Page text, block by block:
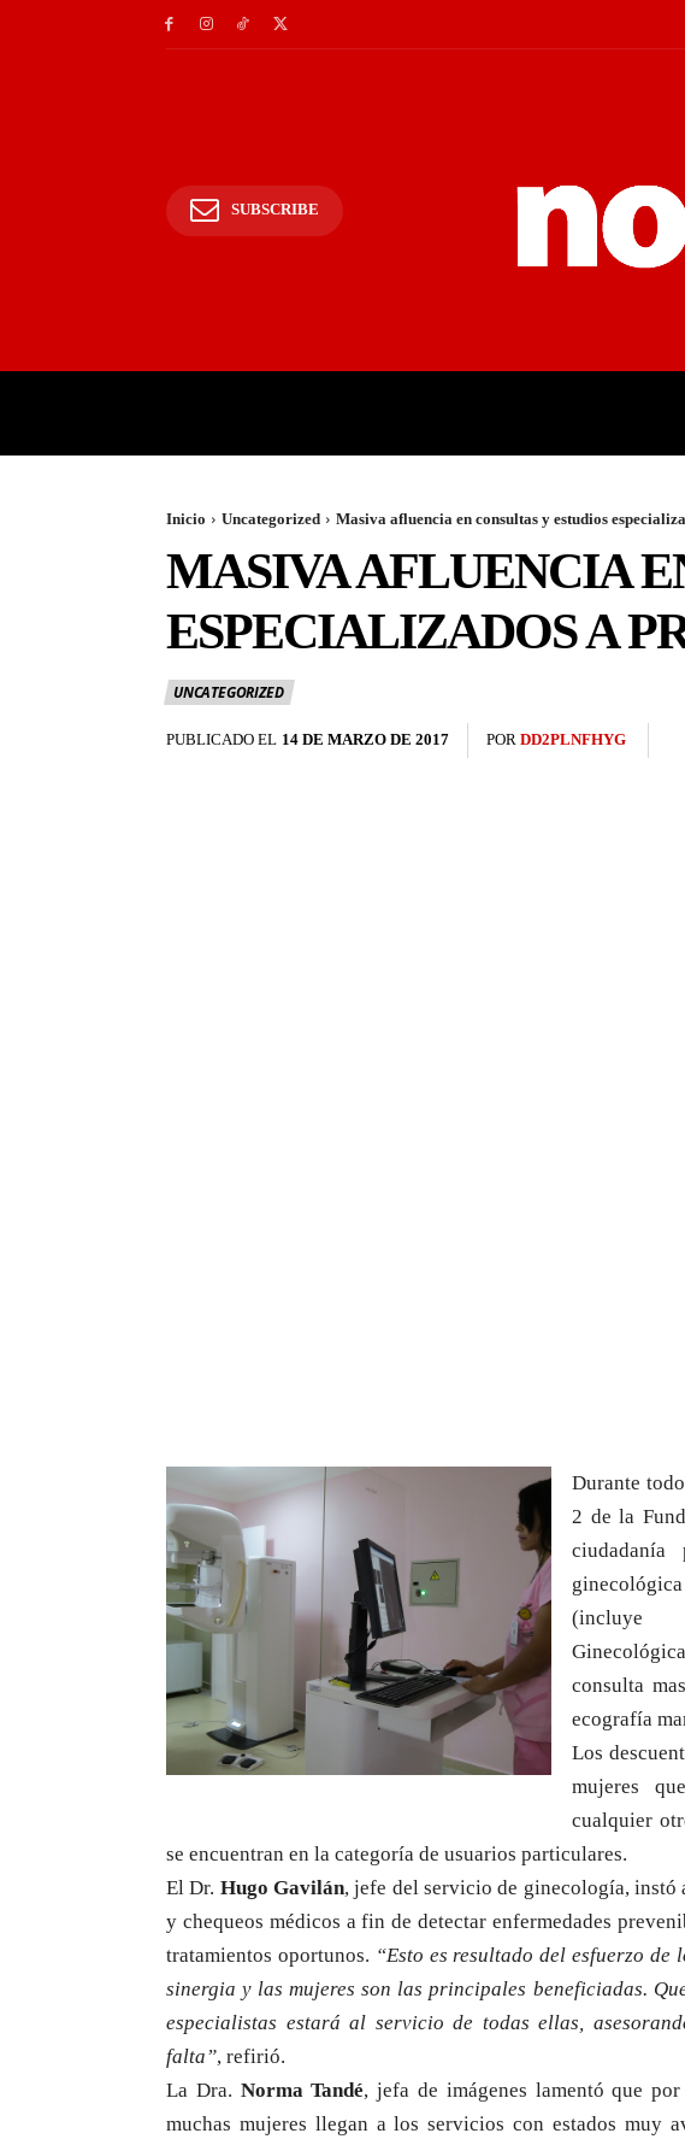
SUBSCRIBE
Inicio Uncategorized Masiva afluencia en consultas y estudios
MASIVA AFLUENCIA
ESPECIALIZADOS A
UNCATEGORIZED
PUBLICADO EL 14 DE MARZO DE 2017 POR DD2PLNFHYG
Durante
2 de la
ciudadanía
consulta
ecografía
Los
mujeres
cualquier
se encuentran en la categoría de usuarios particulares.
El Dr. Hugo Gavilán, jefe del servicio de ginecología, instó
y chequeos médicos a fin de detectar enfermedades
tratamientos oportunos. “Esto es resultado del esfuerzo
sinergia y las mujeres son las principales beneficiadas.
especialistas estará al servicio de todas ellas,
falta”, refirió.
La Dra. Norma Tandé, jefa de imágenes lamentó que
muchas mujeres llegan a los servicios con estados muy